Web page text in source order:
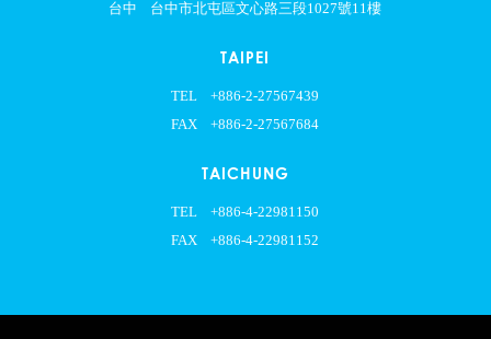
台中
台中市北屯區文心路三段1027號11樓
TAIPEI
TEL
+886-2-27567439
FAX
+886-2-27567684
TAICHUNG
TEL
+886-4-22981150
FAX
+886-4-22981152